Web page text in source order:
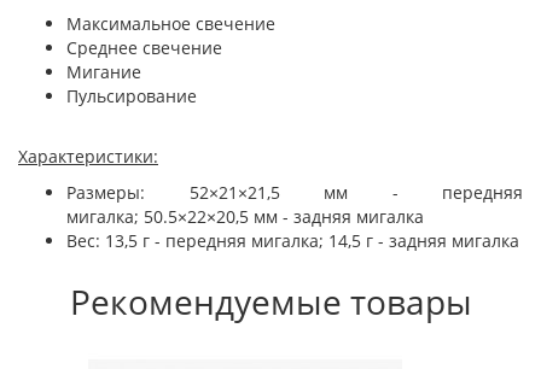
Максимальное свечение
Среднее свечение
Мигание
Пульсирование
Характеристики:
Размеры: 52×21×21,5 мм - передняя
мигалка; 50.5×22×20,5 мм - задняя мигалка
Вес: 13,5 г - передняя мигалка; 14,5 г - задняя мигалка
Рекомендуемые товары